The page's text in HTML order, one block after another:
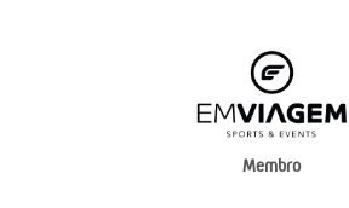
Membro